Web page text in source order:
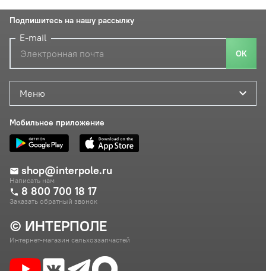
© ИНТЕРПОЛЕ
Интернет-магазин сельхоззапчастей
Меню
Мобильное приложение
shop@interpole.ru
Написать нам
8 800 700 18 17
Заказать обратный звонок
Подпишитесь на нашу рассылку
E-mail
ОК